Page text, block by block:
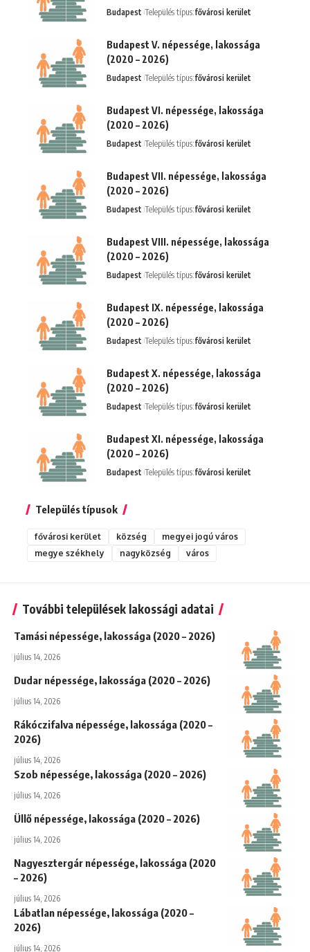
Budapest Település típus:fővárosi kerület
Budapest V. népessége, lakossága
(2020 – 2026)
Budapest Település típus:fővárosi kerület
Budapest VI. népessége, lakossága
(2020 – 2026)
Budapest Település típus:fővárosi kerület
Budapest VII. népessége, lakossága
(2020 – 2026)
Budapest Település típus:fővárosi kerület
Budapest VIII. népessége, lakossága
(2020 – 2026)
Budapest Település típus:fővárosi kerület
Budapest IX. népessége, lakossága
(2020 – 2026)
Budapest Település típus:fővárosi kerület
Budapest X. népessége, lakossága
(2020 – 2026)
Budapest Település típus:fővárosi kerület
Budapest XI. népessége, lakossága
(2020 – 2026)
Budapest Település típus:fővárosi kerület
Település típusok
fővárosi kerület község
megyei jogú város
megye székhely
nagyközség város
További települések lakossági adatai
Tamási népessége, lakossága (2020 – 2026)
július 14, 2026
Dudar népessége, lakossága (2020 – 2026)
július 14, 2026
Rákóczifalva népessége, lakossága (2020 –
2026)
július 14, 2026
Szob népessége, lakossága (2020 – 2026)
július 14, 2026
Üllő népessége, lakossága (2020 – 2026)
július 14, 2026
Nagyesztergár népessége, lakossága (2020
– 2026)
július 14, 2026
Lábatlan népessége, lakossága (2020 –
2026)
július 14, 2026